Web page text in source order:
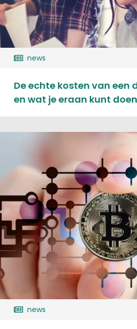
news
De echte kosten van
en wat je eraan kunt doen
news